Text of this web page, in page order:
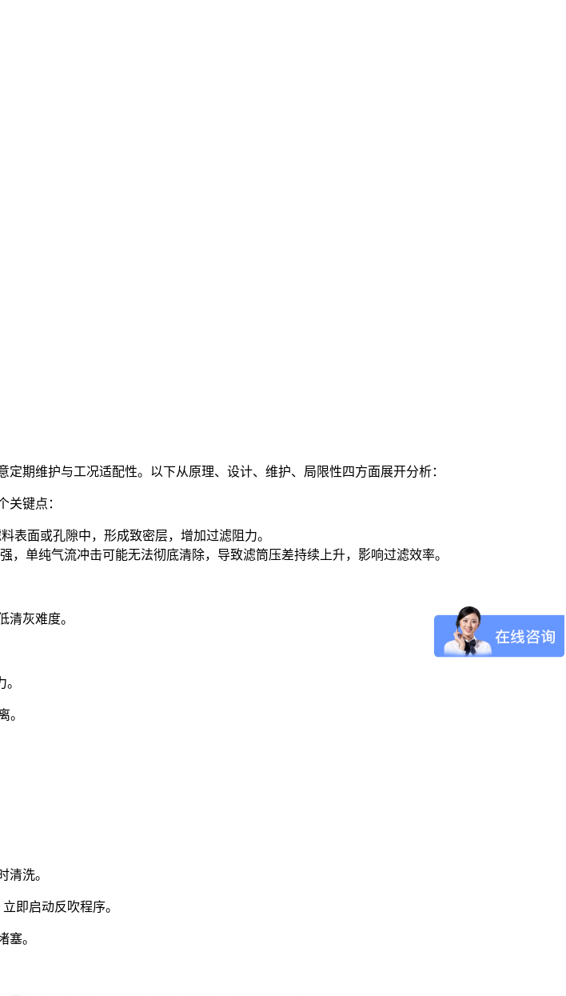
期维护与工况适配性。以下从原理、设计、维护、局限性四方面展开分析：
关键点：
表面或孔隙中，形成致密层，增加过滤阻力。
单纯气流冲击可能无法彻底清除，导致滤筒压差持续上升，影响过滤效率。
清灰难度。
。
清洗。
即启动反吹程序。
塞。